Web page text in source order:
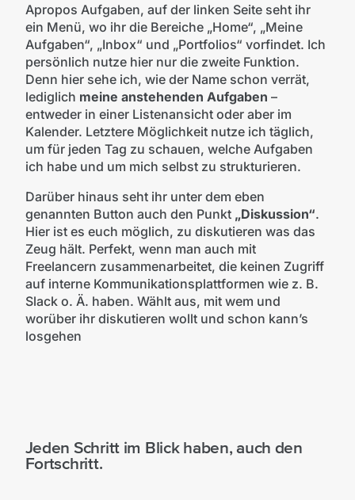
Apropos Aufgaben, auf der linken Seite seht ihr
ein Menü, wo ihr die Bereiche „Home“, „Meine
Aufgaben“, „Inbox“ und „Portfolios“ vorfindet. Ich
persönlich nutze hier nur die zweite Funktion.
Denn hier sehe ich, wie der Name schon verrät,
lediglich meine anstehenden Aufgaben –
entweder in einer Listenansicht oder aber im
Kalender. Letztere Möglichkeit nutze ich täglich,
um für jeden Tag zu schauen, welche Aufgaben
ich habe und um mich selbst zu strukturieren.
Darüber hinaus seht ihr unter dem eben
genannten Button auch den Punkt „Diskussion“.
Hier ist es euch möglich, zu diskutieren was das
Zeug hält. Perfekt, wenn man auch mit
Freelancern zusammenarbeitet, die keinen Zugriff
auf interne Kommunikationsplattformen wie z. B.
Slack o. Ä. haben. Wählt aus, mit wem und
worüber ihr diskutieren wollt und schon kann’s
losgehen
Jeden Schritt im Blick haben, auch den
Fortschritt.